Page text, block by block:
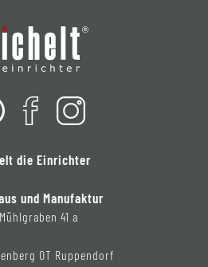
die Einrichter
und Manufaktur
41 a
OT Ruppendorf